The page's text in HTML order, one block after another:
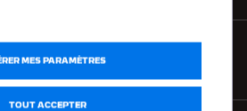
MES PARAMÈTRES
TOUT ACCEPTER